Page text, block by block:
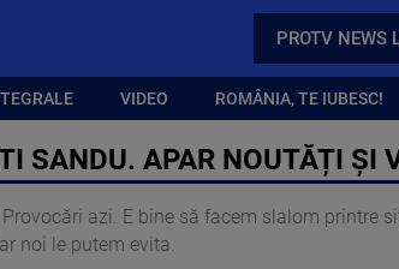
PROTV NEWS
VIDEO ROMÂNIA, TE IUBESC!
SANDU. APAR NOUTĂȚI ȘI
azi. E bine să facem slalom printre
noi le putem evita.